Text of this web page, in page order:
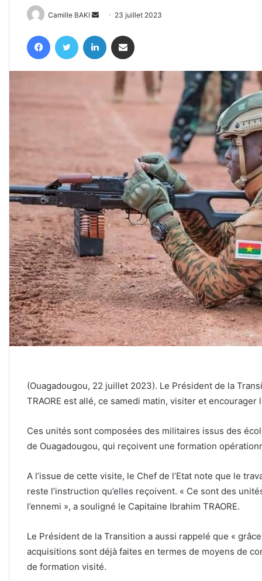
Camille BAKI
Envoyer
courriel
23 juillet 2023
FacebookTwitter Linkedin
(Ouagadougou, 22 juillet 2023). Le Président de la
TRAORE est allé, ce samedi matin, visiter et
Ces unités sont composées des militaires issus des
de Ouagadougou, qui reçoivent une formation
A l’issue de cette visite, le Chef de l’Etat note que le
reste l’instruction qu’elles reçoivent. « Ce sont des
l’ennemi », a souligné le Capitaine Ibrahim TRAORE.
Le Président de la Transition a aussi rappelé que «
acquisitions sont déjà faites en termes de moyens de
de formation visité.